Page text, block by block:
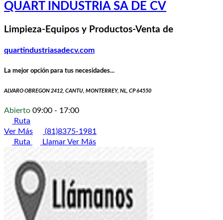
QUART INDUSTRIA SA DE CV
Limpieza-Equipos y Productos-Venta de
quartindustriasadecv.com
La mejor opción para tus necesidades...
ALVARO OBREGON 2412, CANTU, MONTERREY, NL, CP 64550
Abierto 09:00 - 17:00
Ruta
Ver Más
(81)8375-1981
Ruta
LlamarVer Más